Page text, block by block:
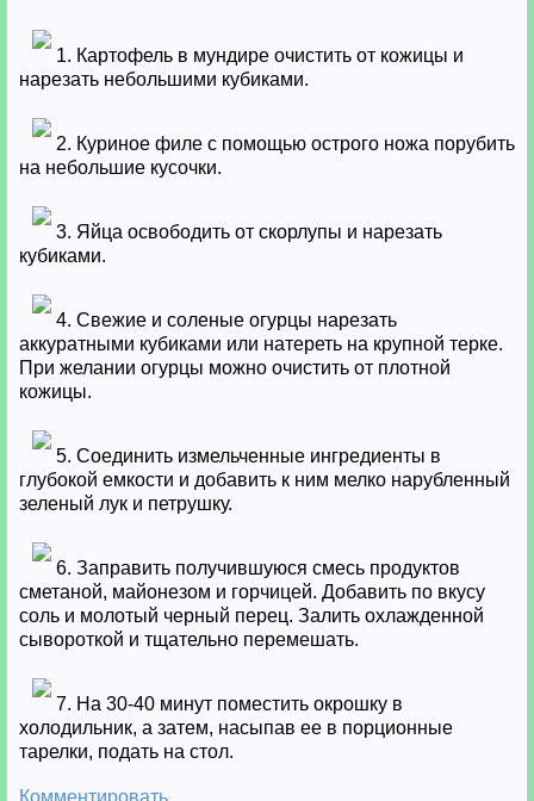
1. Картофель в мундире очистить от кожицы и
нарезать небольшими кубиками.
2. Куриное филе с помощью острого ножа порубить
на небольшие кусочки.
3. Яйца освободить от скорлупы и нарезать
кубиками.
4. Свежие и соленые огурцы нарезать
аккуратными кубиками или натереть на крупной терке.
При желании огурцы можно очистить от плотной
кожицы.
5. Соединить измельченные ингредиенты в
глубокой емкости и добавить к ним мелко нарубленный
зеленый лук и петрушку.
6. Заправить получившуюся смесь продуктов
сметаной, майонезом и горчицей. Добавить по вкусу
соль и молотый черный перец. Залить охлажденной
сывороткой и тщательно перемешать.
7. На 30-40 минут поместить окрошку в
холодильник, а затем, насыпав ее в порционные
тарелки, подать на стол.
Комментировать